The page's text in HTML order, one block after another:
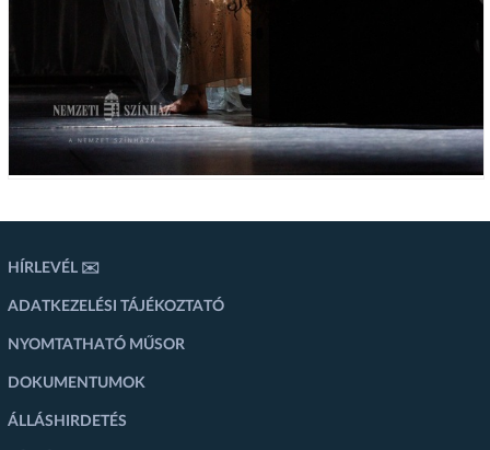
HÍRLEVÉL ✉️
ADATKEZELÉSI TÁJÉKOZTATÓ
NYOMTATHATÓ MŰSOR
DOKUMENTUMOK
ÁLLÁSHIRDETÉS